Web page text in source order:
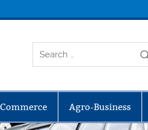
Commerce Agro-Business